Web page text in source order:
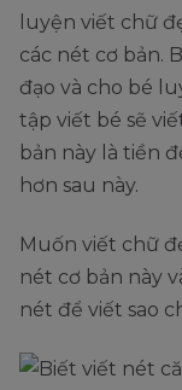
luyện viết chữ
các nét cơ bản.
đạo và cho bé
tập viết bé sẽ
bản này là tiền
hơn sau này.
Muốn viết chữ
nét cơ bản này
nét để viết sao